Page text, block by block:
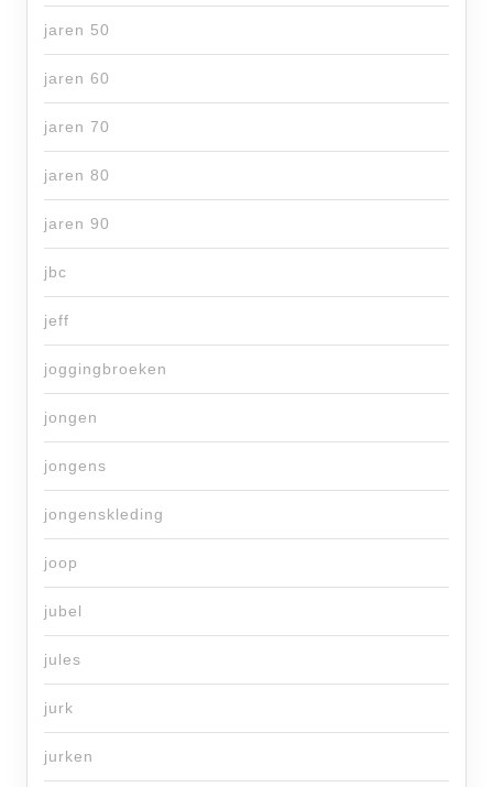
jaren 50
jaren 60
jaren 70
jaren 80
jaren 90
jbc
jeff
joggingbroeken
jongen
jongens
jongenskleding
joop
jubel
jules
jurk
jurken